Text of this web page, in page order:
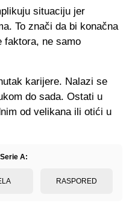
situaciju jer
To znači da bi konačna
faktora, ne samo
karijere. Nalazi se
do sada. Ostati u
od velikana ili otići u
A:
RASPORED